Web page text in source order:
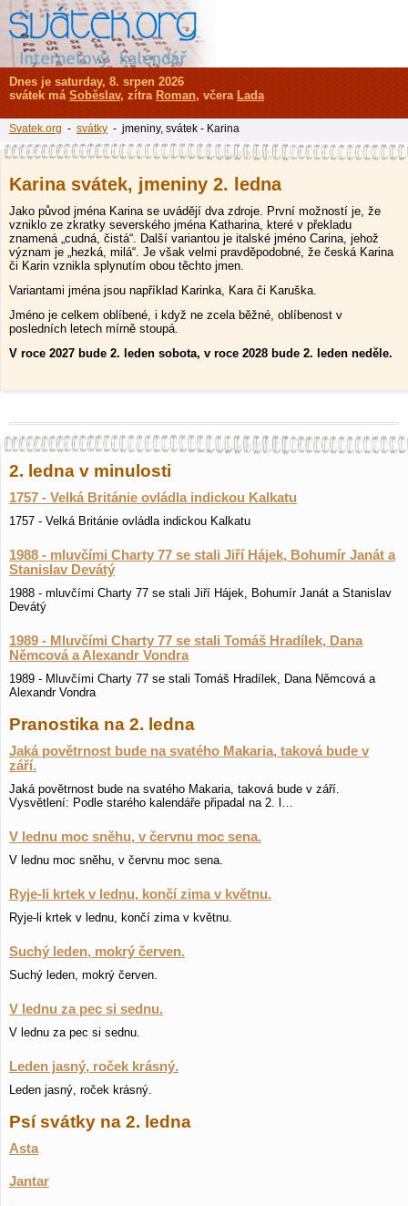
Karina svátek, jmeniny 2. ledna
Jako původ jména Karina se uvádějí dva zdroje. První možností je, že
vzniklo ze zkratky severského jména Katharina, které v překladu
znamená „cudná, čistá“. Další variantou je italské jméno Carina, jehož
význam je „hezká, milá“. Je však velmi pravděpodobné, že česká Karina
či Karin vznikla splynutím obou těchto jmen.
Variantami jména jsou například Karinka, Kara či Karuška.
Jméno je celkem oblíbené, i když ne zcela běžné, oblíbenost v
posledních letech mírně stoupá.
V roce 2027 bude 2. leden sobota, v roce 2028 bude 2. leden neděle.
2. ledna v minulosti
1757 - Velká Británie ovládla indickou Kalkatu
1757 - Velká Británie ovládla indickou Kalkatu
1988 - mluvčími Charty 77 se stali Jiří Hájek, Bohumír Janát a
Stanislav Devátý
1988 - mluvčími Charty 77 se stali Jiří Hájek, Bohumír Janát a Stanislav
Devátý
1989 - Mluvčími Charty 77 se stali Tomáš Hradílek, Dana
Němcová a Alexandr Vondra
1989 - Mluvčími Charty 77 se stali Tomáš Hradílek, Dana Němcová a
Alexandr Vondra
Pranostika na 2. ledna
Jaká povětrnost bude na svatého Makaria, taková bude v
září.
Jaká povětrnost bude na svatého Makaria, taková bude v září.
Vysvětlení: Podle starého kalendáře připadal na 2. l…
V lednu moc sněhu, v červnu moc sena.
V lednu moc sněhu, v červnu moc sena.
Ryje-li krtek v lednu, končí zima v květnu.
Ryje-li krtek v lednu, končí zima v květnu.
Suchý leden, mokrý červen.
Suchý leden, mokrý červen.
V lednu za pec si sednu.
V lednu za pec si sednu.
Leden jasný, roček krásný.
Leden jasný, roček krásný.
Psí svátky na 2. ledna
Asta
Jantar
Dnes je saturday, 8. srpen 2026
svátek má Soběslav, zítra Roman, včera Lada
Svatek.org - svátky - jmeniny, svátek - Karina